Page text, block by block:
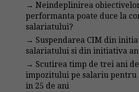
→Neindeplinirea
performanta poate duce la
salariatului?
→ Suspendarea CIM din
salariatului si din initiativa
→ Scutirea timp de trei ani
impozitului pe salariu
in 25 de ani